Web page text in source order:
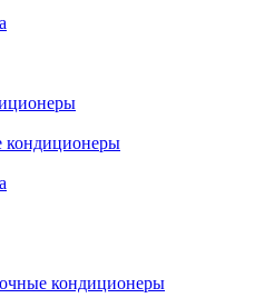
кондиционеры
кондиционеры